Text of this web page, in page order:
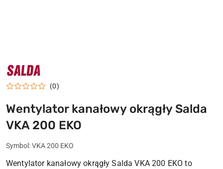
NAZWA
PRODUCENTA:
SALDA
(0)
Wentylator kanałowy okrągły Salda
VKA 200 EKO
Symbol:VKA 200 EKO
Wentylator kanałowy okrągły Salda VKA 200 EKO to